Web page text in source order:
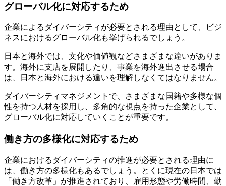
グローバル化に対応するため
企業によるダイバーシティが必要とされる理由として、ビジ
ネスにおけるグローバル化も挙げられるでしょう。
日本と海外では、文化や価値観などさまざまな違いがありま
す。海外に支店を展開したり、事業を海外進出させる場合
は、日本と海外における違いを理解しなくてはなりません。
ダイバーシティマネジメントで、さまざまな国籍や多様な個
性を持つ人材を採用し、多角的な視点を持った企業として、
グローバル化に対応していくことが重要です。
働き方の多様化に対応するため
企業におけるダイバーシティの推進が必要とされる理由に
は、働き方の多様化もあるでしょう。とくに現在の日本では
「働き方改革」が推進されており、雇用形態や労働時間、勤